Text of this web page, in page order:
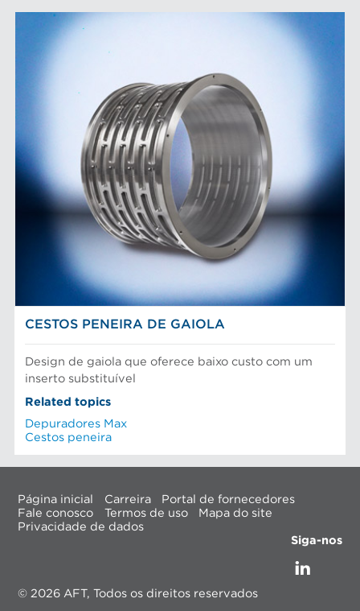
CESTOS PENEIRA DE GAIOLA
Design de gaiola que oferece baixo custo com um
inserto substituível
Related topics
Depuradores Max
Cestos peneira
Página inicial Carreira
Portal de fornecedores
Fale conosco
Termos de uso
Mapa do site
Privacidade de dados
Siga-nos
© 2026 AFT, Todos os direitos reservados